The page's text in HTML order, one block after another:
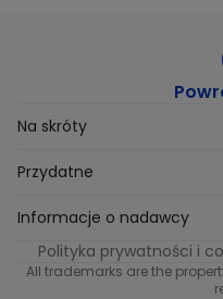
Na skróty
Etyka
Supplier Diversity
Polityka podatkowa
Przydatne
Biuro Prasowe
Biuro Reklamy
Informacje o nadawcy
Informacje o nadawcy
Polityka prywatności i
All trademarks are the